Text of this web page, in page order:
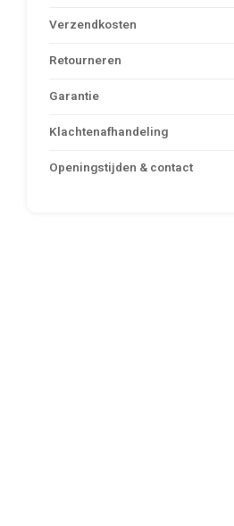
Verzendkosten
Retourneren
Garantie
Klachtenafhandeling
Openingstijden & contact